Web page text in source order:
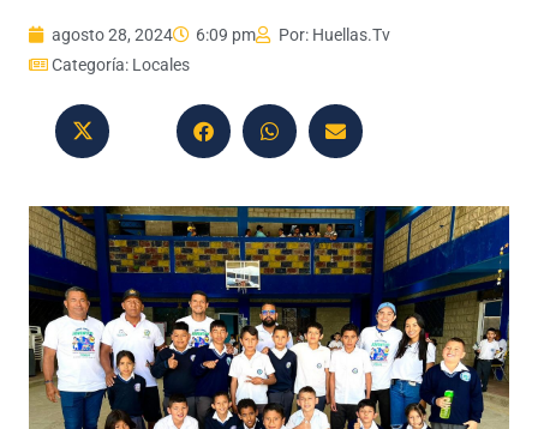
agosto 28, 2024 6:09 pm Por: Huellas.Tv
Categoría: Locales